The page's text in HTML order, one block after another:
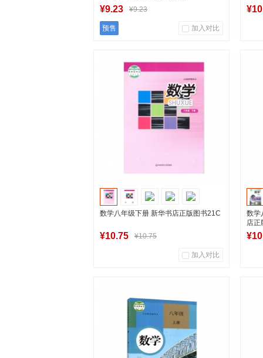
¥9.23 ¥9.23
预售 加入对比
商品销量
用户评论
湖南新华图书专营店
预售购买
数学八年级下册 新华书店正版图书21C
¥10.75 ¥10.75
加入对比
湖南新华图书专营店
到货通知
数学
店正